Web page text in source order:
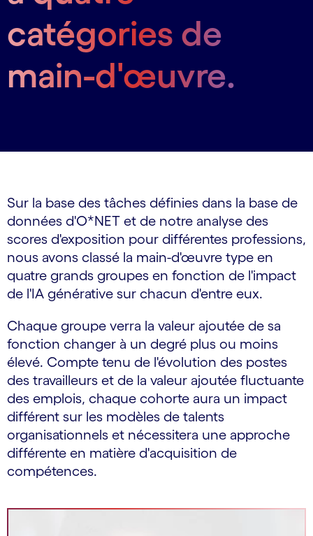
catégories de
main-d'œuvre.
Sur la base des tâches définies dans la base de
données d'O*NET et de notre analyse des
scores d'exposition pour différentes professions,
nous avons classé la main-d'œuvre type en
quatre grands groupes en fonction de l'impact
de l'IA générative sur chacun d'entre eux.
Chaque groupe verra la valeur ajoutée de sa
fonction changer à un degré plus ou moins
élevé. Compte tenu de l'évolution des postes
des travailleurs et de la valeur ajoutée fluctuante
des emplois, chaque cohorte aura un impact
différent sur les modèles de talents
organisationnels et nécessitera une approche
différente en matière d'acquisition de
compétences.